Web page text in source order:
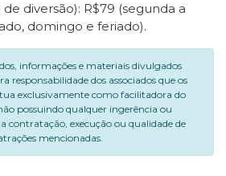
diversão): R$79 (segunda a
domingo e feriado).
informações e materiais divulgados
responsabilidade dos associados que os
exclusivamente como facilitadora do
possuindo qualquer ingerência ou
contratação, execução ou qualidade de
mencionadas.